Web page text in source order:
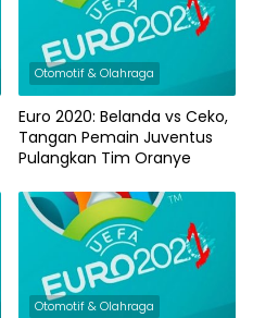
Otomotif & Olahraga
Euro 2020: Belanda vs Ceko,
Tangan Pemain Juventus
Pulangkan Tim Oranye
Otomotif & Olahraga